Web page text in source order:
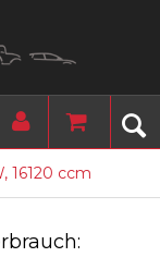
16120 ccm